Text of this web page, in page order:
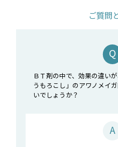
ご質問
ＢＴ剤の中で、効果の違い
うもろこし」のアワノメイ
いでしょうか？